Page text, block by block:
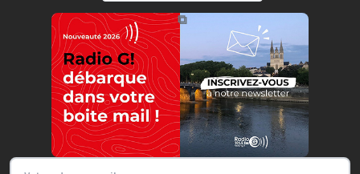
https://radio-g.fr?12506
⧉